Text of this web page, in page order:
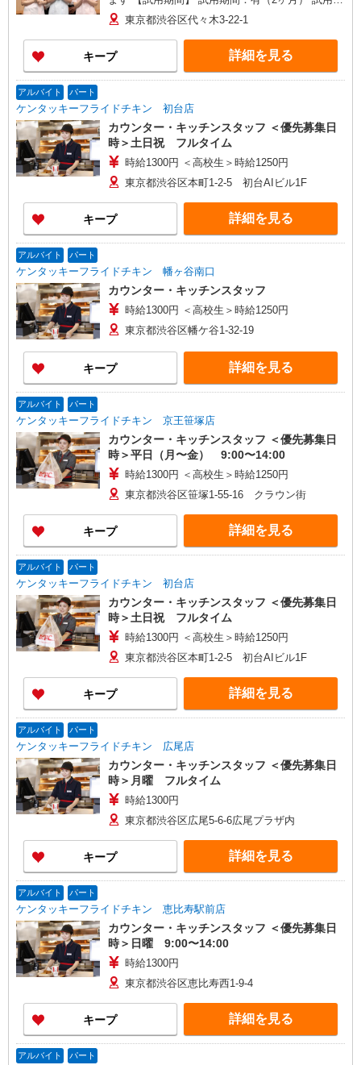
間中の労働条件：変更なし
東京都渋谷区代々木3-22-1
キープ 詳細を見る
アルバイト パート
ケンタッキーフライドチキン 初台店
カウンター・キッチンスタッフ ＜優先募集日
時＞土日祝 フルタイム
時給1300円 ＜高校生＞時給1250円
東京都渋谷区本町1-2-5 初台AIビル1F
キープ 詳細を見る
アルバイト パート
ケンタッキーフライドチキン 幡ヶ谷南口
カウンター・キッチンスタッフ
時給1300円 ＜高校生＞時給1250円
東京都渋谷区幡ケ谷1-32-19
キープ 詳細を見る
アルバイト パート
ケンタッキーフライドチキン 京王笹塚店
カウンター・キッチンスタッフ ＜優先募集日
時＞平日（月〜金） 9:00〜14:00
時給1300円 ＜高校生＞時給1250円
東京都渋谷区笹塚1-55-16 クラウン街
キープ 詳細を見る
アルバイト パート
ケンタッキーフライドチキン 初台店
カウンター・キッチンスタッフ ＜優先募集日
時＞土日祝 フルタイム
時給1300円 ＜高校生＞時給1250円
東京都渋谷区本町1-2-5 初台AIビル1F
キープ 詳細を見る
アルバイト パート
ケンタッキーフライドチキン 広尾店
カウンター・キッチンスタッフ ＜優先募集日
時＞月曜 フルタイム
時給1300円
東京都渋谷区広尾5-6-6広尾プラザ内
キープ 詳細を見る
アルバイト パート
ケンタッキーフライドチキン 恵比寿駅前店
カウンター・キッチンスタッフ ＜優先募集日
時＞日曜 9:00〜14:00
時給1300円
東京都渋谷区恵比寿西1-9-4
キープ 詳細を見る
アルバイト パート